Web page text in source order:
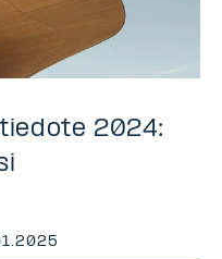
2024: